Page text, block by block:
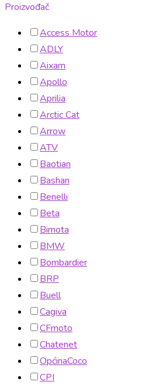
Proizvođač
Access Motor
ADLY
Aixam
Apollo
Aprilia
Arctic Cat
Arrow
ATV
Baotian
Bashan
Benelli
Beta
Bimota
BMW
Bombardier
BRP
Buell
Cagiva
CFmoto
Chatenet
OpćinaCoco
CPI